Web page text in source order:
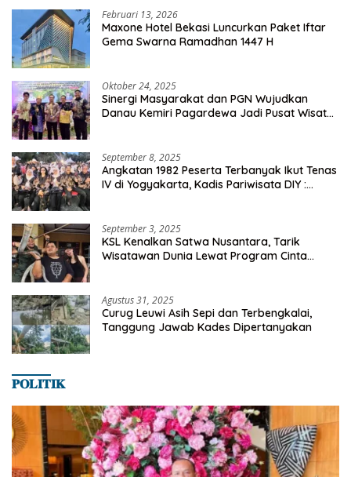
Februari 13, 2026
Maxone Hotel Bekasi Luncurkan Paket Iftar
Gema Swarna Ramadhan 1447 H
Oktober 24, 2025
Sinergi Masyarakat dan PGN Wujudkan
Danau Kemiri Pagardewa Jadi Pusat Wisata
September 8, 2025
Angkatan 1982 Peserta Terbanyak Ikut Tenas
IV di Yogyakarta, Kadis Pariwisata DIY :
September 3, 2025
KSL Kenalkan Satwa Nusantara, Tarik
Wisatawan Dunia Lewat Program Cinta
Agustus 31, 2025
Curug Leuwi Asih Sepi dan Terbengkalai,
Tanggung Jawab Kades Dipertanyakan
𝐏𝐎𝐋𝐈𝐓𝐈𝐊